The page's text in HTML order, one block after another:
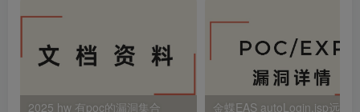
2025 hw 有poc的漏洞集合